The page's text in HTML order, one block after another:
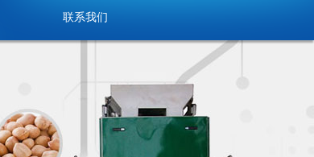
联系我们